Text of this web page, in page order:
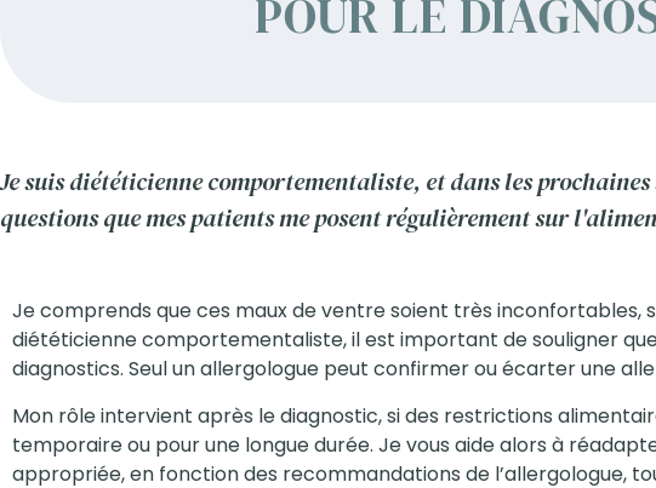
POUR LE
Je suis diététicienne comportementaliste, et dans les
questions que mes patients me posent régulièrement sur
Je comprends que ces maux de ventre soient très inconfortables,
diététicienne comportementaliste, il est important de souligner
diagnostics. Seul un allergologue peut confirmer ou écarter une
Mon rôle intervient après le diagnostic, si des restrictions
temporaire ou pour une longue durée. Je vous aide alors à
appropriée, en fonction des recommandations de l’allergologue,